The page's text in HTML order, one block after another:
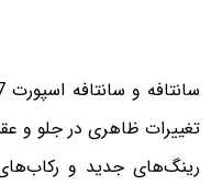
تغییرات ظاهری در جلو و
رینگ‌های جدید و